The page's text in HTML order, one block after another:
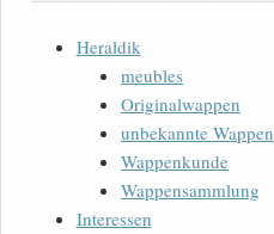
Heraldik
meubles
Originalwappen
unbekannte Wappen
Wappenkunde
Wappensammlung
Interessen